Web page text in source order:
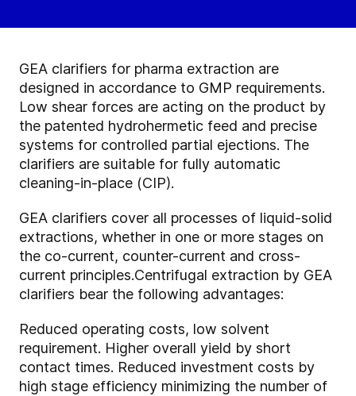
GEA clarifiers for pharma extraction are
designed in accordance to GMP requirements.
Low shear forces are acting on the product by
the patented hydrohermetic feed and precise
systems for controlled partial ejections. The
clarifiers are suitable for fully automatic
cleaning-in-place (CIP).
GEA clarifiers cover all processes of liquid-solid
extractions, whether in one or more stages on
the co-current, counter-current and cross-
current principles.Centrifugal extraction by GEA
clarifiers bear the following advantages:
Reduced operating costs, low solvent
requirement. Higher overall yield by short
contact times. Reduced investment costs by
high stage efficiency minimizing the number of